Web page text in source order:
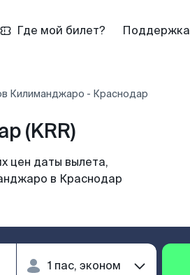
Где мой билет? Поддержка
Килиманджаро - Краснодар
(KRR)
цен даты вылета,
в Краснодар